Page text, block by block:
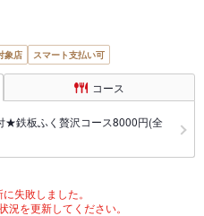
象店 スマート支払い可
コース
★鉄板ふく贅沢コース8000円(全
失敗しました。
を更新してください。